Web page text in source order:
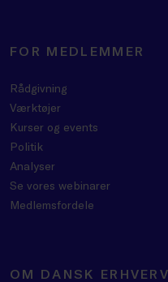
FOR MEDLEMMER
Rådgivning
Værktøjer
Kurser og events
Politik
Analyser
Se vores webinarer
Medlemsfordele
OM DANSK ERHVERV